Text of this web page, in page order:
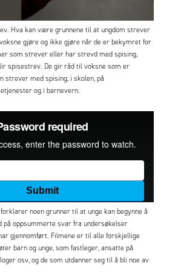
Hva kan være grunnene til at ungdom strever
gjøre og ikke gjøre når de er bekymret for
som strever eller har strevd med spising,
spisestrev. De gir råd til voksne som er
strever med spising, i skolen, på
og i barnevern.
noen grunner til at unge kan begynne å
på oppsummerte svar fra undersøkelser
gjennomført. Filmene er til alle forskjellige
barn og unge, som fastleger, ansatte på
osv, og de som utdanner seg til å bli noe av